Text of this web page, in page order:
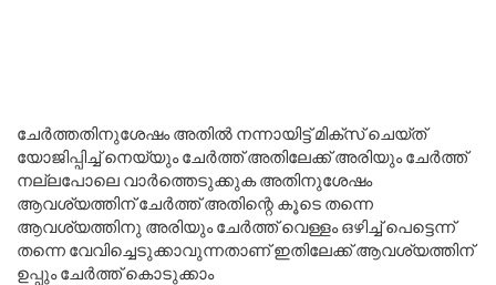
ചേർത്തതിനുശേഷം അതിൽ നന്നായിട്ട് മിക്സ് ചെയ്ത്
യോജിപ്പിച്ച് നെയ്യും ചേർത്ത് അതിലേക്ക് അരിയും ചേർത്ത്
നല്ലപോലെ വാർത്തെടുക്കുക അതിനുശേഷം
ആവശ്യത്തിന് ചേർത്ത് അതിന്റെ കൂടെ തന്നെ
ആവശ്യത്തിനു അരിയും ചേർത്ത് വെള്ളം ഒഴിച്ച് പെട്ടെന്ന്
തന്നെ വേവിച്ചെടുക്കാവുന്നതാണ് ഇതിലേക്ക് ആവശ്യത്തിന്
ഉപ്പും ചേർത്ത് കൊടുക്കാം